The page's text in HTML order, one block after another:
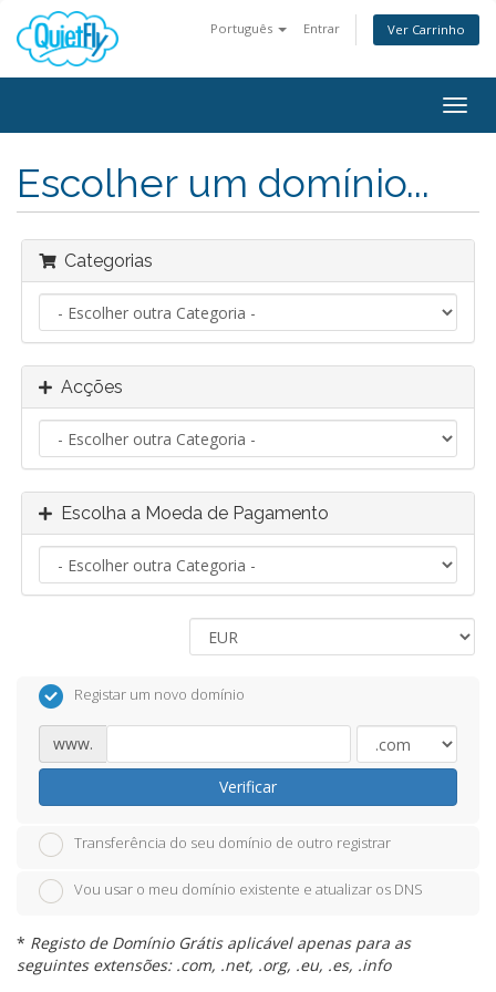
Português Entrar Ver Carrinho
Escolher um domínio...
Categorias
Acções
Escolha a Moeda de Pagamento
Registar um novo domínio
www.
Verificar
Transferência do seu domínio de outro registrar
Vou usar o meu domínio existente e atualizar os DNS
* Registo de Domínio Grátis aplicável apenas para as
seguintes extensões: .com, .net, .org, .eu, .es, .info